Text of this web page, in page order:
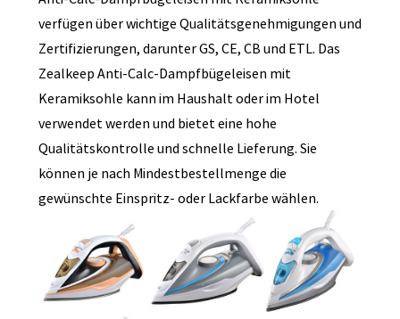
verfügen über wichtige Qualitätsgenehmigungen und
Zertifizierungen, darunter GS, CE, CB und ETL. Das
Zealkeep Anti-Calc-Dampfbügeleisen mit
Keramiksohle kann im Haushalt oder im Hotel
verwendet werden und bietet eine hohe
Qualitätskontrolle und schnelle Lieferung. Sie
können je nach Mindestbestellmenge die
gewünschte Einspritz- oder Lackfarbe wählen.